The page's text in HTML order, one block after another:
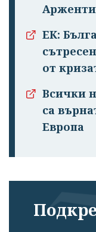
ЕК:
от
Всички
са
Европа